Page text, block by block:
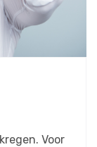
Voor